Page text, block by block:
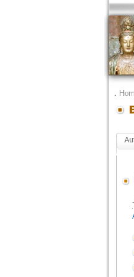
．